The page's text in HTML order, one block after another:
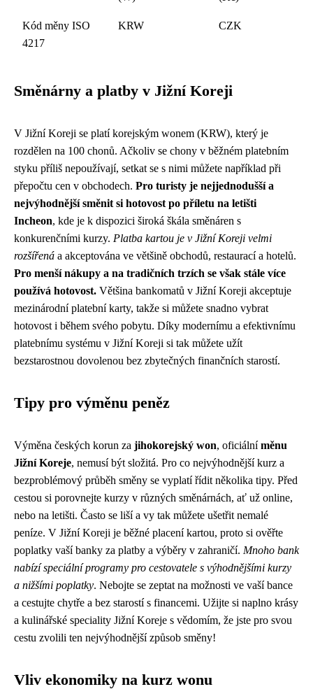
Kód měny ISO
4217
KRW CZK
Směnárny a platby v Jižní Koreji
V Jižní Koreji se platí korejským wonem (KRW), který je
rozdělen na 100 chonů. Ačkoliv se chony v běžném platebním
styku příliš nepoužívají, setkat se s nimi můžete například při
přepočtu cen v obchodech. Pro turisty je nejjednodušší a
nejvýhodnější směnit si hotovost po příletu na letišti
Incheon, kde je k dispozici široká škála směnáren s
konkurenčními kurzy. Platba kartou je v Jižní Koreji velmi
rozšířená a akceptována ve většině obchodů, restaurací a hotelů.
Pro menší nákupy a na tradičních trzích se však stále více
používá hotovost. Většina bankomatů v Jižní Koreji akceptuje
mezinárodní platební karty, takže si můžete snadno vybrat
hotovost i během svého pobytu. Díky modernímu a efektivnímu
platebnímu systému v Jižní Koreji si tak můžete užít
bezstarostnou dovolenou bez zbytečných finančních starostí.
Tipy pro výměnu peněz
Výměna českých korun za jihokorejský won, oficiálníměnu
Jižní Koreje, nemusí být složitá. Pro co nejvýhodnější kurz a
bezproblémový průběh směny se vyplatí řídit několika tipy. Před
cestou si porovnejte kurzy v různých směnárnách, ať už online,
nebo na letišti. Často se liší a vy tak můžete ušetřit nemalé
peníze. V Jižní Koreji je běžné placení kartou, proto si ověřte
poplatky vaší banky za platby a výběry v zahraničí. Mnoho bank
nabízí speciální programy pro cestovatele s výhodnějšími kurzy
a nižšími poplatky. Nebojte se zeptat na možnosti ve vaší bance
a cestujte chytře a bez starostí s financemi. Užijte si naplno krásy
a kulinářské speciality Jižní Koreje s vědomím, že jste pro svou
cestu zvolili ten nejvýhodnější způsob směny!
Vliv ekonomiky na kurz wonu